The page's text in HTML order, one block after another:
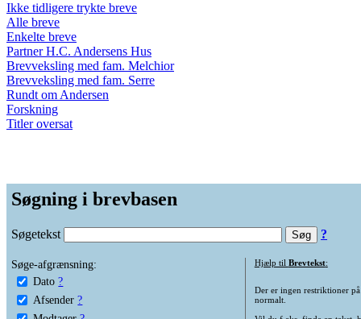
Ikke tidligere trykte breve
Alle breve
Enkelte breve
Partner H.C. Andersens Hus
Brevveksling med fam. Melchior
Brevveksling med fam. Serre
Rundt om Andersen
Forskning
Titler oversat
Søgning i brevbasen
Søgetekst ?
Søge-afgrænsning:
Dato ?
Afsender ?
Hjælp til Brevtekst:
Der er ingen restriktioner
normalt.